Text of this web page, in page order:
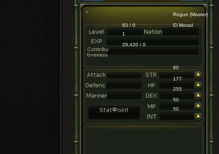
Rogue (Master)
83 / 0
El Morad
1
29,420 / 0
60
177
0
255
50
50